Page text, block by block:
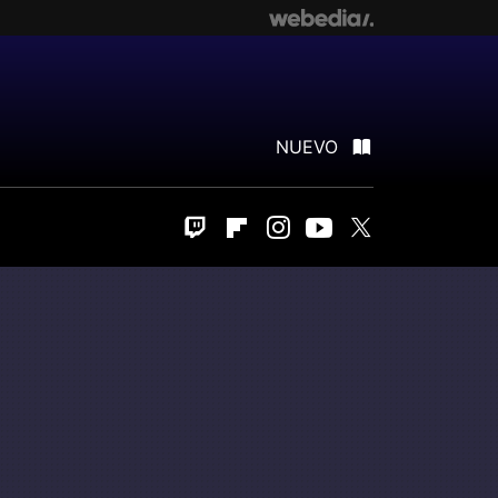
NUEVO
Twitch FlipboardInstagram
Youtube